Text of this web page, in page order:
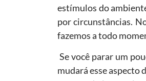
estímulos do
por circunstâncias.
fazemos a todo
Se você parar um
mudará esse aspecto